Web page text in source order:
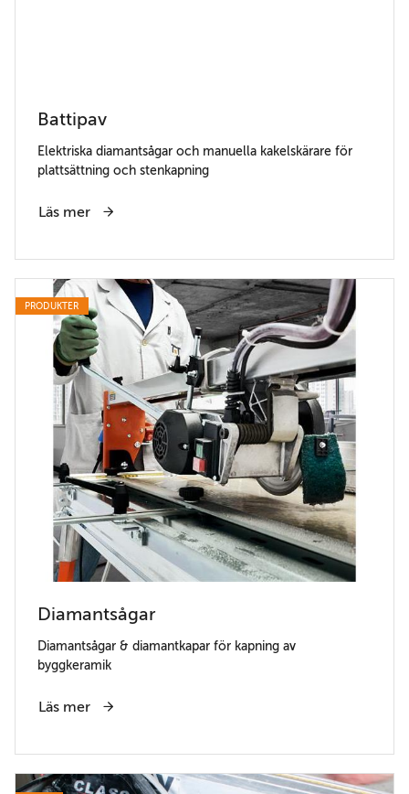
Battipav
Elektriska diamantsågar och manuella kakelskärare för
plattsättning och stenkapning
Läs mer
PRODUKTER
Diamantsågar
Diamantsågar & diamantkapar för kapning av
byggkeramik
Läs mer